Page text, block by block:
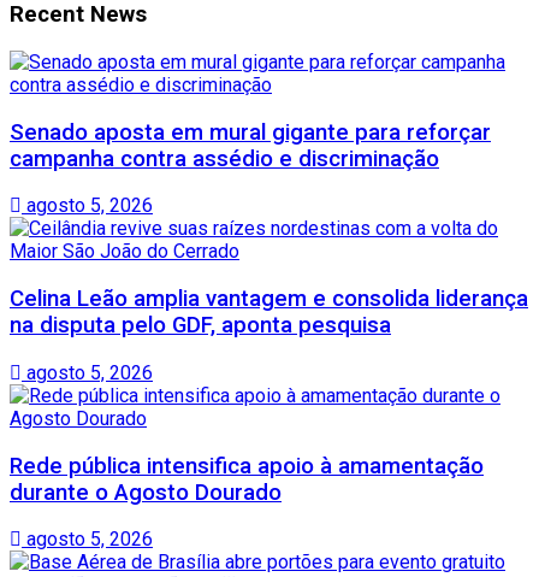
Recent News
Senado aposta em mural gigante para reforçar
campanha contra assédio e discriminação
agosto 5, 2026
Celina Leão amplia vantagem e consolida liderança
na disputa pelo GDF, aponta pesquisa
agosto 5, 2026
Rede pública intensifica apoio à amamentação
durante o Agosto Dourado
agosto 5, 2026